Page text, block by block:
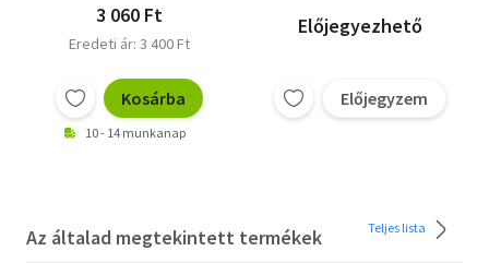
3 060 Ft
Eredeti ár: 3 400 Ft
Kosárba
10 - 14 munkanap
Előjegyezhető
Előjegyzem
Az általad megtekintett termékek Teljes lista